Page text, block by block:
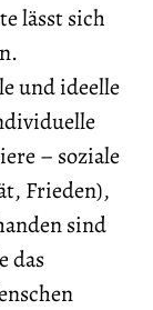
lässt sich
und ideelle
– soziale
Frieden),
sind
das